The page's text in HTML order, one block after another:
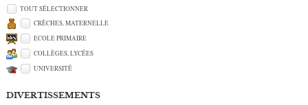
TOUT SÉLECTIONNER
CRÈCHES, MATERNELLE
ECOLE PRIMAIRE
COLLÈGES, LYCÉES
UNIVERSITÉ
DIVERTISSEMENTS